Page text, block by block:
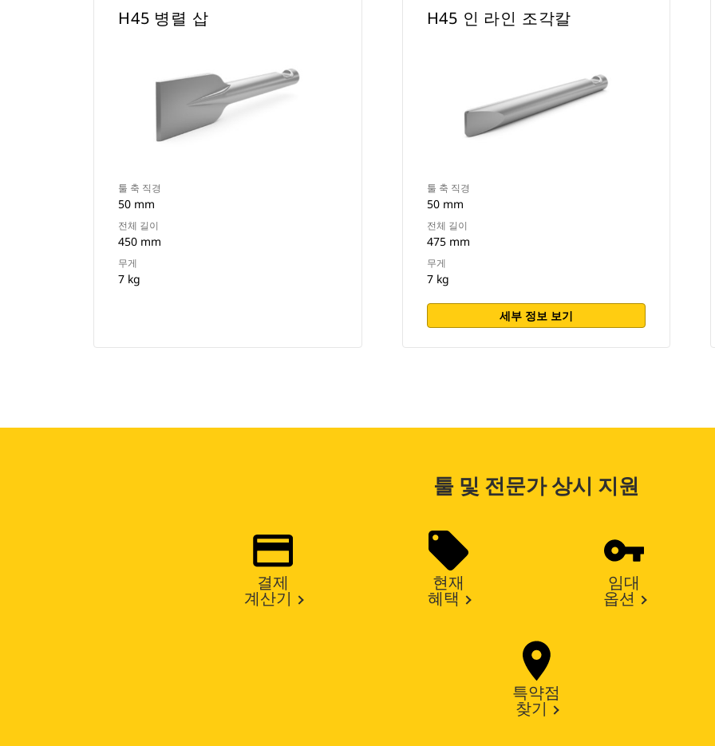
H45 병렬 삽
툴 축 직경
50 mm
전체 길이
450 mm
무게
7 kg
H45 인 라인 조각칼
툴 축 직경
50 mm
전체 길이
475 mm
무게
7 kg
세부 정보 보기
툴 및 전문가 상시 지원
결제
계산기
현재
혜택
임대
옵션
특약점
찾기